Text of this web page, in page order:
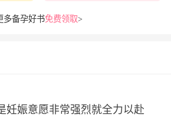
多备孕好书免费领取>
妊娠意愿非常强烈就全力以赴